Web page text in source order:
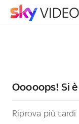
Ooooops! Si
Riprova più tardi